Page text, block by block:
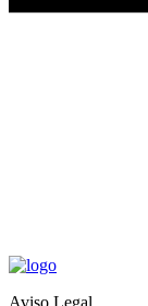
Aviso Legal